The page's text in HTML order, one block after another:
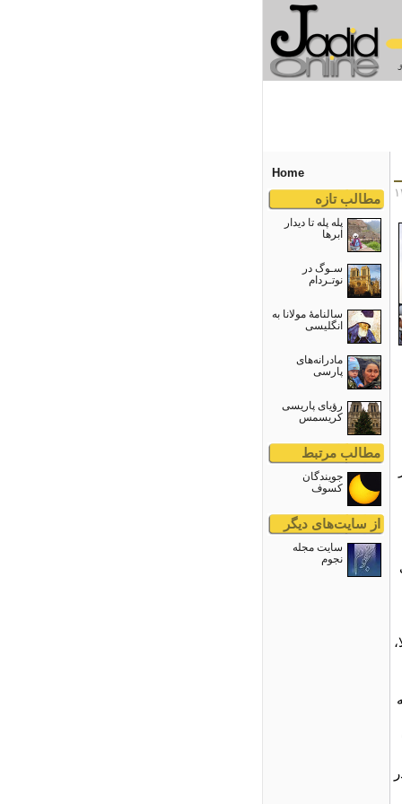
Home
مطالب تازه
پله پله تا دیدار
ابرها
سـوگ در
نوتـردام
سالنامۀ مولانا به
انگلیسی
مادرانه‌های
پارسی
رؤیای پاریسی
کریسمس
مطالب مرتبط
جويندگان
کسوف
از سایت‌های دیگر
سايت مجله
نجوم